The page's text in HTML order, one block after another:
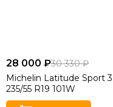
28 000 ₽30 330 ₽
Michelin Latitude Sport 3
235/55 R19 101W